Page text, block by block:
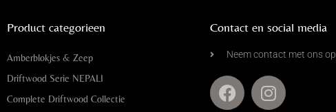
Product categorieen
Amberblokjes & Zeep
Driftwood Serie NEPALI
Complete Driftwood Collectie
Contact en social media
Neem contact met ons op